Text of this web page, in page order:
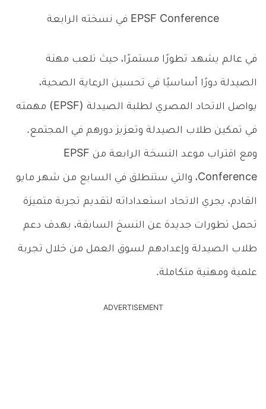
EPSF Conference في نسخته الرابعة
في عالم يشهد تطورًا مستمرًا، حيث تلعب مهنة
الصيدلة دورًا أساسيًا في تحسين الرعاية الصحية،
يواصل الاتحاد المصري لطلبة الصيدلة (EPSF) مهمته
في تمكين طلاب الصيدلة وتعزيز دورهم في المجتمع.
ومع اقتراب موعد النسخة الرابعة من EPSF
Conference، والتي ستنطلق في السابع من شهر مايو
القادم، يجري الاتحاد استعداداته لتقديم تجربة متميزة
تحمل تطورات جديدة عن النسخ السابقة، بهدف دعم
طلاب الصيدلة وإعدادهم لسوق العمل من خلال تجربة
علمية ومهنية متكاملة.
ADVERTISEMENT